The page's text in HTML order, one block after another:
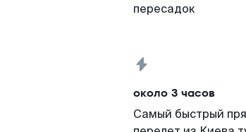
пересадок
около 3 часов
Самый быстрый